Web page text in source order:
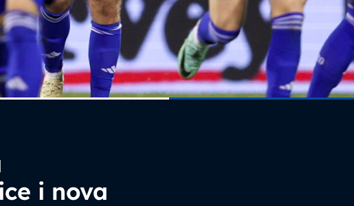
i nova